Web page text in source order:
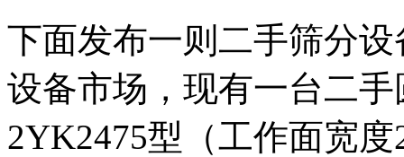
下面发布一则二手筛分
设备市场，现有一台二
2YK2475型（工作面宽